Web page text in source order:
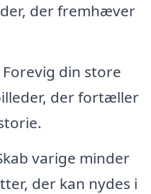
der fremhæver
din store
der fortæller
varige minder
der kan nydes i